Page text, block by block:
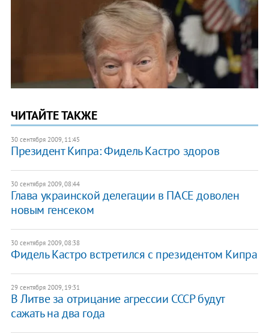
ЧИТАЙТЕ ТАКЖЕ
30 сентября 2009, 11:45
Президент Кипра: Фидель Кастро здоров
30 сентября 2009, 08:44
Глава украинской делегации в ПАСЕ доволен
новым генсеком
30 сентября 2009, 08:38
Фидель Кастро встретился с президентом Кипра
29 сентября 2009, 19:31
В Литве за отрицание агрессии СССР будут
сажать на два года